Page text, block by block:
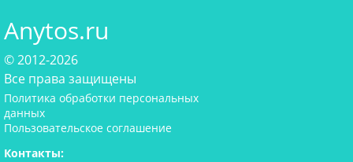
Anytos.ru
© 2012-2026
Все права защищены
Политика обработки персональных
данных
Пользовательское соглашение
Контакты: